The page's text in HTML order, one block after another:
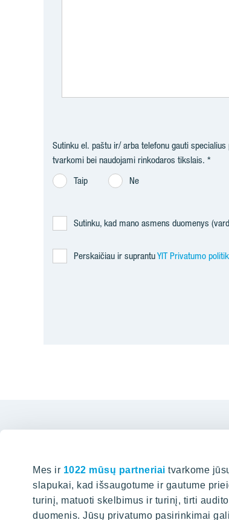
Mes ir 1022 mūsų partneriai tvarkome
slapukai, kad išsaugotume ir gautume
turinį, matuoti skelbimus ir turinį, tirti
duomenis. Jūsų privatumo pasirinkimai
Sutinku el. paštu ir/ arba telefonu gauti
tvarkomi bei naudojami rinkodaros tikslais.
Taip
Ne
Sutinku, kad mano asmens duomenys
Perskaičiau ir suprantuYIT Privatumo